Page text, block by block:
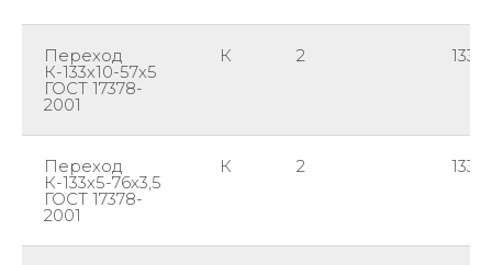
Переход
К-133х10-57х5
ГОСТ 17378-
2001
К 2 133
Переход
К-133х5-76х3,5
ГОСТ 17378-
2001
К 2 133